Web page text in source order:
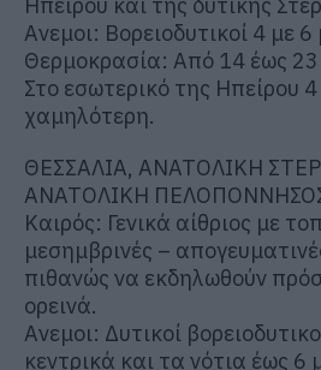
Ανεμοι: Βορειοδυτικοί 4 με
Θερμοκρασία: Από 14 έως
Στο εσωτερικό της Ηπείρου
χαμηλότερη.
ΘΕΣΣΑΛΙΑ, ΑΝΑΤΟΛΙΚΗ
ΑΝΑΤΟΛΙΚΗ
Καιρός: Γενικά αίθριος με
μεσημβρινές –
πιθανώς να εκδηλωθούν
ορεινά.
Ανεμοι: Δυτικοί
κεντρικά και τα νότια έως 6